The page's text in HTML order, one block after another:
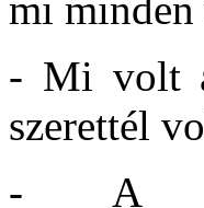
- Mi volt
szerettél
- A